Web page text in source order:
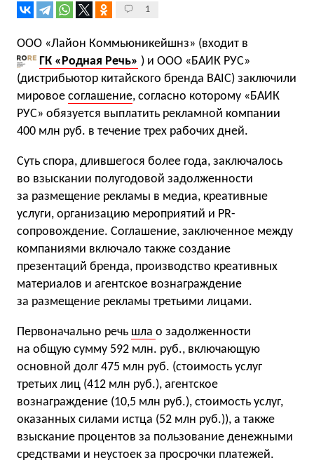
1
OOO «Лайон Коммьюникейшнз» (входит в
ГК «Родная Речь» ) и ООО «БАИК РУС»
(дистрибьютор китайского бренда BAIC) заключили
мировое соглашение, согласно которому «БАИК
РУС» обязуется выплатить рекламной компании
400 млн руб. в течение трех рабочих дней.
Суть спора, длившегося более года, заключалось
во взыскании полугодовой задолженности
за размещение рекламы в медиа, креативные
услуги, организацию мероприятий и PR-
сопровождение. Соглашение, заключенное между
компаниями включало также создание
презентаций бренда, производство креативных
материалов и агентское вознаграждение
за размещение рекламы третьими лицами.
Первоначально речь шла о задолженности
на общую сумму 592 млн. руб., включающую
основной долг 475 млн руб. (стоимость услуг
третьих лиц (412 млн руб.), агентское
вознаграждение (10,5 млн руб.), стоимость услуг,
оказанных силами истца (52 млн руб.)), а также
взыскание процентов за пользование денежными
средствами и неустоек за просрочки платежей.